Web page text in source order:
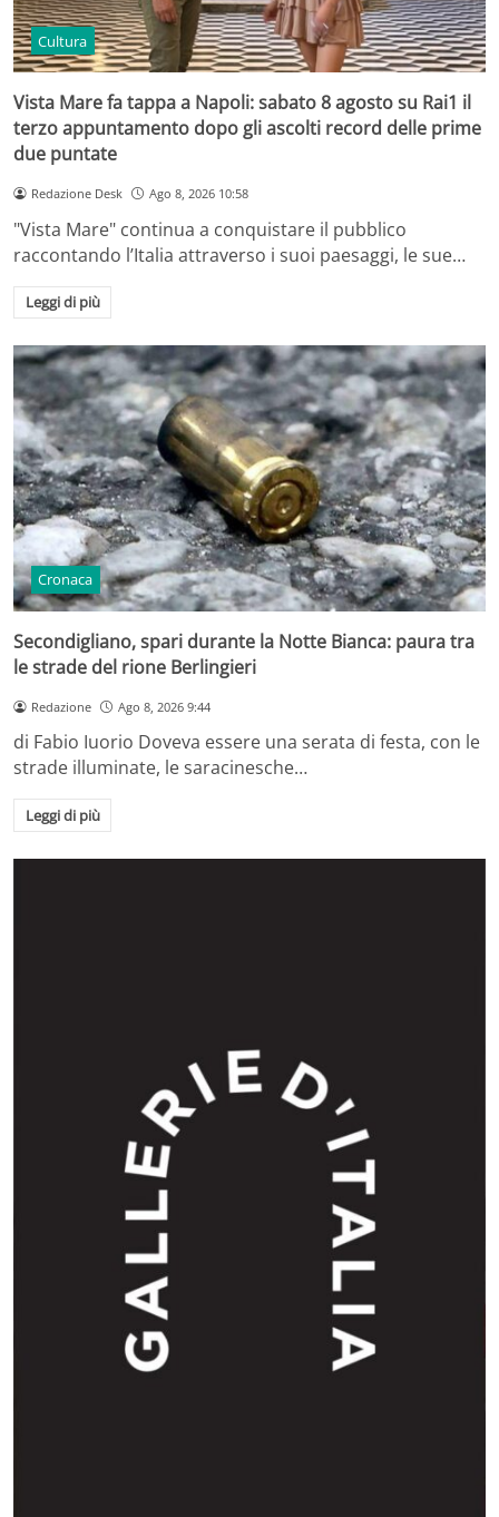
Cultura
Vista Mare fa tappa a Napoli: sabato 8 agosto su Rai1 il
terzo appuntamento dopo gli ascolti record delle prime
due puntate
Redazione Desk Ago 8, 2026 10:58
"Vista Mare" continua a conquistare il pubblico
raccontando l’Italia attraverso i suoi paesaggi, le sue…
Leggi di più
Cronaca
Secondigliano, spari durante la Notte Bianca: paura tra
le strade del rione Berlingieri
Redazione Ago 8, 2026 9:44
di Fabio Iuorio Doveva essere una serata di festa, con le
strade illuminate, le saracinesche…
Leggi di più